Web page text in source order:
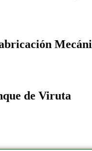
de Viruta